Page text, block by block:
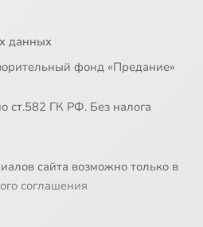
данных
фонд «Предание»
ст.582 ГК РФ. Без налога
сайта возможно только в
соглашения